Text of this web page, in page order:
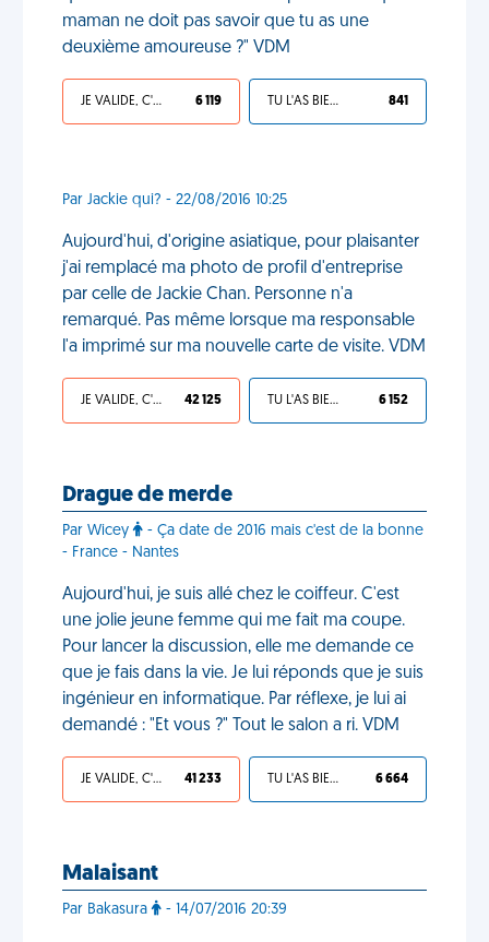
maman ne doit pas savoir que tu as une
deuxième amoureuse ?" VDM
JE VALIDE, C'EST UNE VDM 6 119 TU L'AS BIEN MÉRITÉ 841
Par Jackie qui? - 22/08/2016 10:25
Aujourd'hui, d'origine asiatique, pour plaisanter
j'ai remplacé ma photo de profil d'entreprise
par celle de Jackie Chan. Personne n'a
remarqué. Pas même lorsque ma responsable
l'a imprimé sur ma nouvelle carte de visite. VDM
JE VALIDE, C'EST UNE VDM 42 125 TU L'AS BIEN MÉRITÉ 6 152
Drague de merde
Par Wicey
- Ça date de 2016 mais c'est de la bonne
- France - Nantes
Aujourd'hui, je suis allé chez le coiffeur. C'est
une jolie jeune femme qui me fait ma coupe.
Pour lancer la discussion, elle me demande ce
que je fais dans la vie. Je lui réponds que je suis
ingénieur en informatique. Par réflexe, je lui ai
demandé : "Et vous ?" Tout le salon a ri. VDM
JE VALIDE, C'EST UNE VDM 41 233 TU L'AS BIEN MÉRITÉ 6 664
Malaisant
Par Bakasura - 14/07/2016 20:39